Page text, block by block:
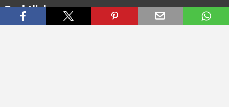
Rechtliches
AGB Datenschutz Impressum Kontakt